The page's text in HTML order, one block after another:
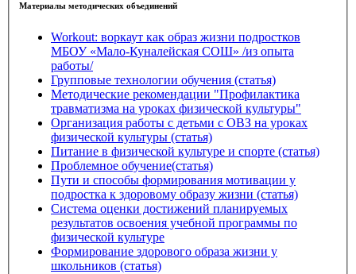
Материалы методических объединений
Workout: воркаут как образ жизни подростков
МБОУ «Мало-Куналейская СОШ» /из опыта
работы/
Групповые технологии обучения (статья)
Методические рекомендации "Профилактика
травматизма на уроках физической культуры"
Организация работы с детьми с ОВЗ на уроках
физической культуры (статья)
Питание в физической культуре и спорте (статья)
Проблемное обучение(статья)
Пути и способы формирования мотивации у
подростка к здоровому образу жизни (статья)
Система оценки достижений планируемых
результатов освоения учебной программы по
физической культуре
Формирование здорового образа жизни у
школьников (статья)